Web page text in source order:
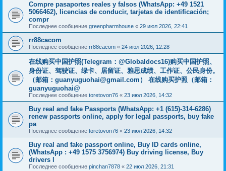
Compre pasaportes reales y falsos (WhatsApp: +49 1521
5066462), licencias de conducir, tarjetas de identificación;
compr
Последнее сообщение greenpharmhouse « 29 июл 2026, 22:41
rr88cacom
Последнее сообщение rr88cacom « 24 июл 2026, 12:28
在线购买中国护照(Telegram：@Globaldocs16)购买中国护照、
身份证、驾驶证、绿卡、居留证、雅思成绩、工作证、公民身份。
（邮箱： guanyuguohai@gmail.com ） 在线购买护照（邮箱：
guanyuguohai@
Последнее сообщение toretovon76 « 23 июл 2026, 14:32
Buy real and fake Passports (WhatsApp: +1 (615)-314-6286)
renew passports online, apply for legal passports, buy fake
pa
Последнее сообщение toretovon76 « 23 июл 2026, 14:32
Buy real and fake passport online, Buy ID cards online,
(WhatsApp : +49 1575 3756974) Buy driving license, Buy
drivers l
Последнее сообщение pinchan7878 « 22 июл 2026, 21:31